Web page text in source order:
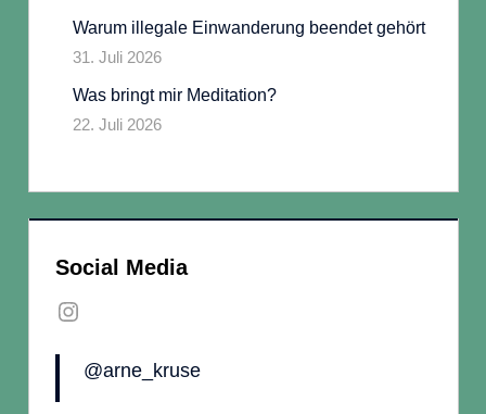
Warum illegale Einwanderung beendet gehört
31. Juli 2026
Was bringt mir Meditation?
22. Juli 2026
Social Media
Instagram
@arne_kruse